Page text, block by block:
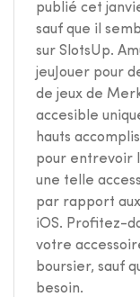
publié cet
sauf que il
sur SlotsUp.
jeuJouer pour
de jeux de
accesible
hauts
pour entrevoir
une telle
par rapport
iOS. Profitez-
votre
boursier, sauf
besoin.